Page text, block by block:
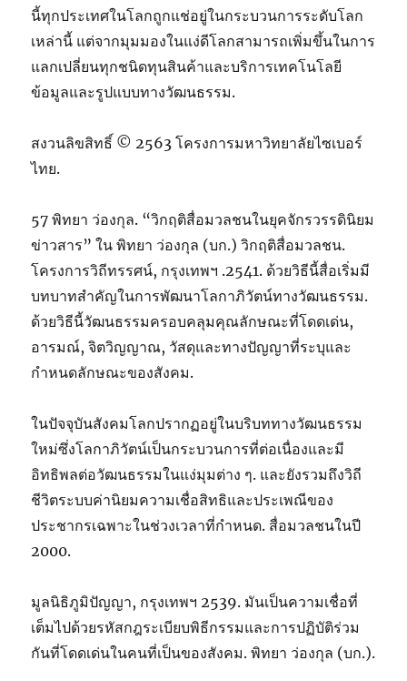
นี้ทุกประเทศในโลกถูกแช่อยู่ในกระบวนการระดับโลก
เหล่านี้ แต่จากมุมมองในแง่ดีโลกสามารถเพิ่มขึ้นในการ
แลกเปลี่ยนทุกชนิดทุนสินค้าและบริการเทคโนโลยี
ข้อมูลและรูปแบบทางวัฒนธรรม.
สงวนลิขสิทธิ์ © 2563 โครงการมหาวิทยาลัยไซเบอร์
ไทย.
57 พิทยา ว่องกุล. “วิกฤติสื่อมวลชนในยุคจักรวรรดินิยม
ข่าวสาร” ใน พิทยา ว่องกุล (บก.) วิกฤติสื่อมวลชน.
โครงการวิถีทรรศน์, กรุงเทพฯ .2541. ด้วยวิธีนี้สื่อเริ่มมี
บทบาทสำคัญในการพัฒนาโลกาภิวัตน์ทางวัฒนธรรม.
ด้วยวิธีนี้วัฒนธรรมครอบคลุมคุณลักษณะที่โดดเด่น,
อารมณ์, จิตวิญญาณ, วัสดุและทางปัญญาที่ระบุและ
กำหนดลักษณะของสังคม.
ในปัจจุบันสังคมโลกปรากฏอยู่ในบริบททางวัฒนธรรม
ใหม่ซึ่งโลกาภิวัตน์เป็นกระบวนการที่ต่อเนื่องและมี
อิทธิพลต่อวัฒนธรรมในแง่มุมต่าง ๆ. และยังรวมถึงวิถี
ชีวิตระบบค่านิยมความเชื่อสิทธิและประเพณีของ
ประชากรเฉพาะในช่วงเวลาที่กำหนด. สื่อมวลชนในปี
2000.
มูลนิธิภูมิปัญญา, กรุงเทพฯ 2539. มันเป็นความเชื่อที่
เต็มไปด้วยรหัสกฎระเบียบพิธีกรรมและการปฏิบัติร่วม
กันที่โดดเด่นในคนที่เป็นของสังคม. พิทยา ว่องกุล (บก.).